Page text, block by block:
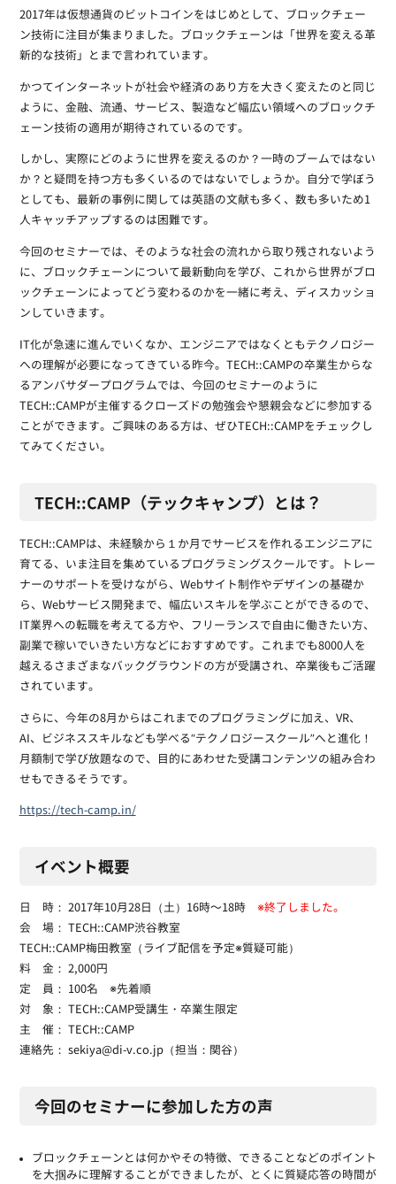
2017年は仮想通貨のビットコインをはじめとして、ブロックチェー
ン技術に注目が集まりました。ブロックチェーンは「世界を変える革
新的な技術」とまで言われています。
かつてインターネットが社会や経済のあり方を大きく変えたのと同じ
ように、金融、流通、サービス、製造など幅広い領域へのブロックチ
ェーン技術の適用が期待されているのです。
しかし、実際にどのように世界を変えるのか？一時のブームではない
か？と疑問を持つ方も多くいるのではないでしょうか。自分で学ぼう
としても、最新の事例に関しては英語の文献も多く、数も多いため1
人キャッチアップするのは困難です。
今回のセミナーでは、そのような社会の流れから取り残されないよう
に、ブロックチェーンについて最新動向を学び、これから世界がブロ
ックチェーンによってどう変わるのかを一緒に考え、ディスカッショ
ンしていきます。
IT化が急速に進んでいくなか、エンジニアではなくともテクノロジー
への理解が必要になってきている昨今。TECH::CAMPの卒業生からな
るアンバサダープログラムでは、今回のセミナーのように
TECH::CAMPが主催するクローズドの勉強会や懇親会などに参加する
ことができます。ご興味のある方は、ぜひTECH::CAMPをチェックし
てみてください。
TECH::CAMP（テックキャンプ）とは？
TECH::CAMPは、未経験から１か月でサービスを作れるエンジニアに
育てる、いま注目を集めているプログラミングスクールです。トレー
ナーのサポートを受けながら、Webサイト制作やデザインの基礎か
ら、Webサービス開発まで、幅広いスキルを学ぶことができるので、
IT業界への転職を考えてる方や、フリーランスで自由に働きたい方、
副業で稼いでいきたい方などにおすすめです。これまでも8000人を
越えるさまざまなバックグラウンドの方が受講され、卒業後もご活躍
されています。
さらに、今年の8月からはこれまでのプログラミングに加え、VR、
AI、ビジネススキルなども学べる“テクノロジースクール”へと進化！
月額制で学び放題なので、目的にあわせた受講コンテンツの組み合わ
せもできるそうです。
https://tech-camp.in/
イベント概要
日 時： 2017年10月28日（土）16時〜18時 ※終了しました。
会 場： TECH::CAMP渋谷教室
TECH::CAMP梅田教室（ライブ配信を予定※質疑可能）
料 金： 2,000円
定 員： 100名 ※先着順
対 象： TECH::CAMP受講生・卒業生限定
主 催： TECH::CAMP
連絡先： sekiya@di-v.co.jp（担当：関谷）
今回のセミナーに参加した方の声
ブロックチェーンとは何かやその特徴、できることなどのポイント
を大掴みに理解することができましたが、とくに質疑応答の時間が